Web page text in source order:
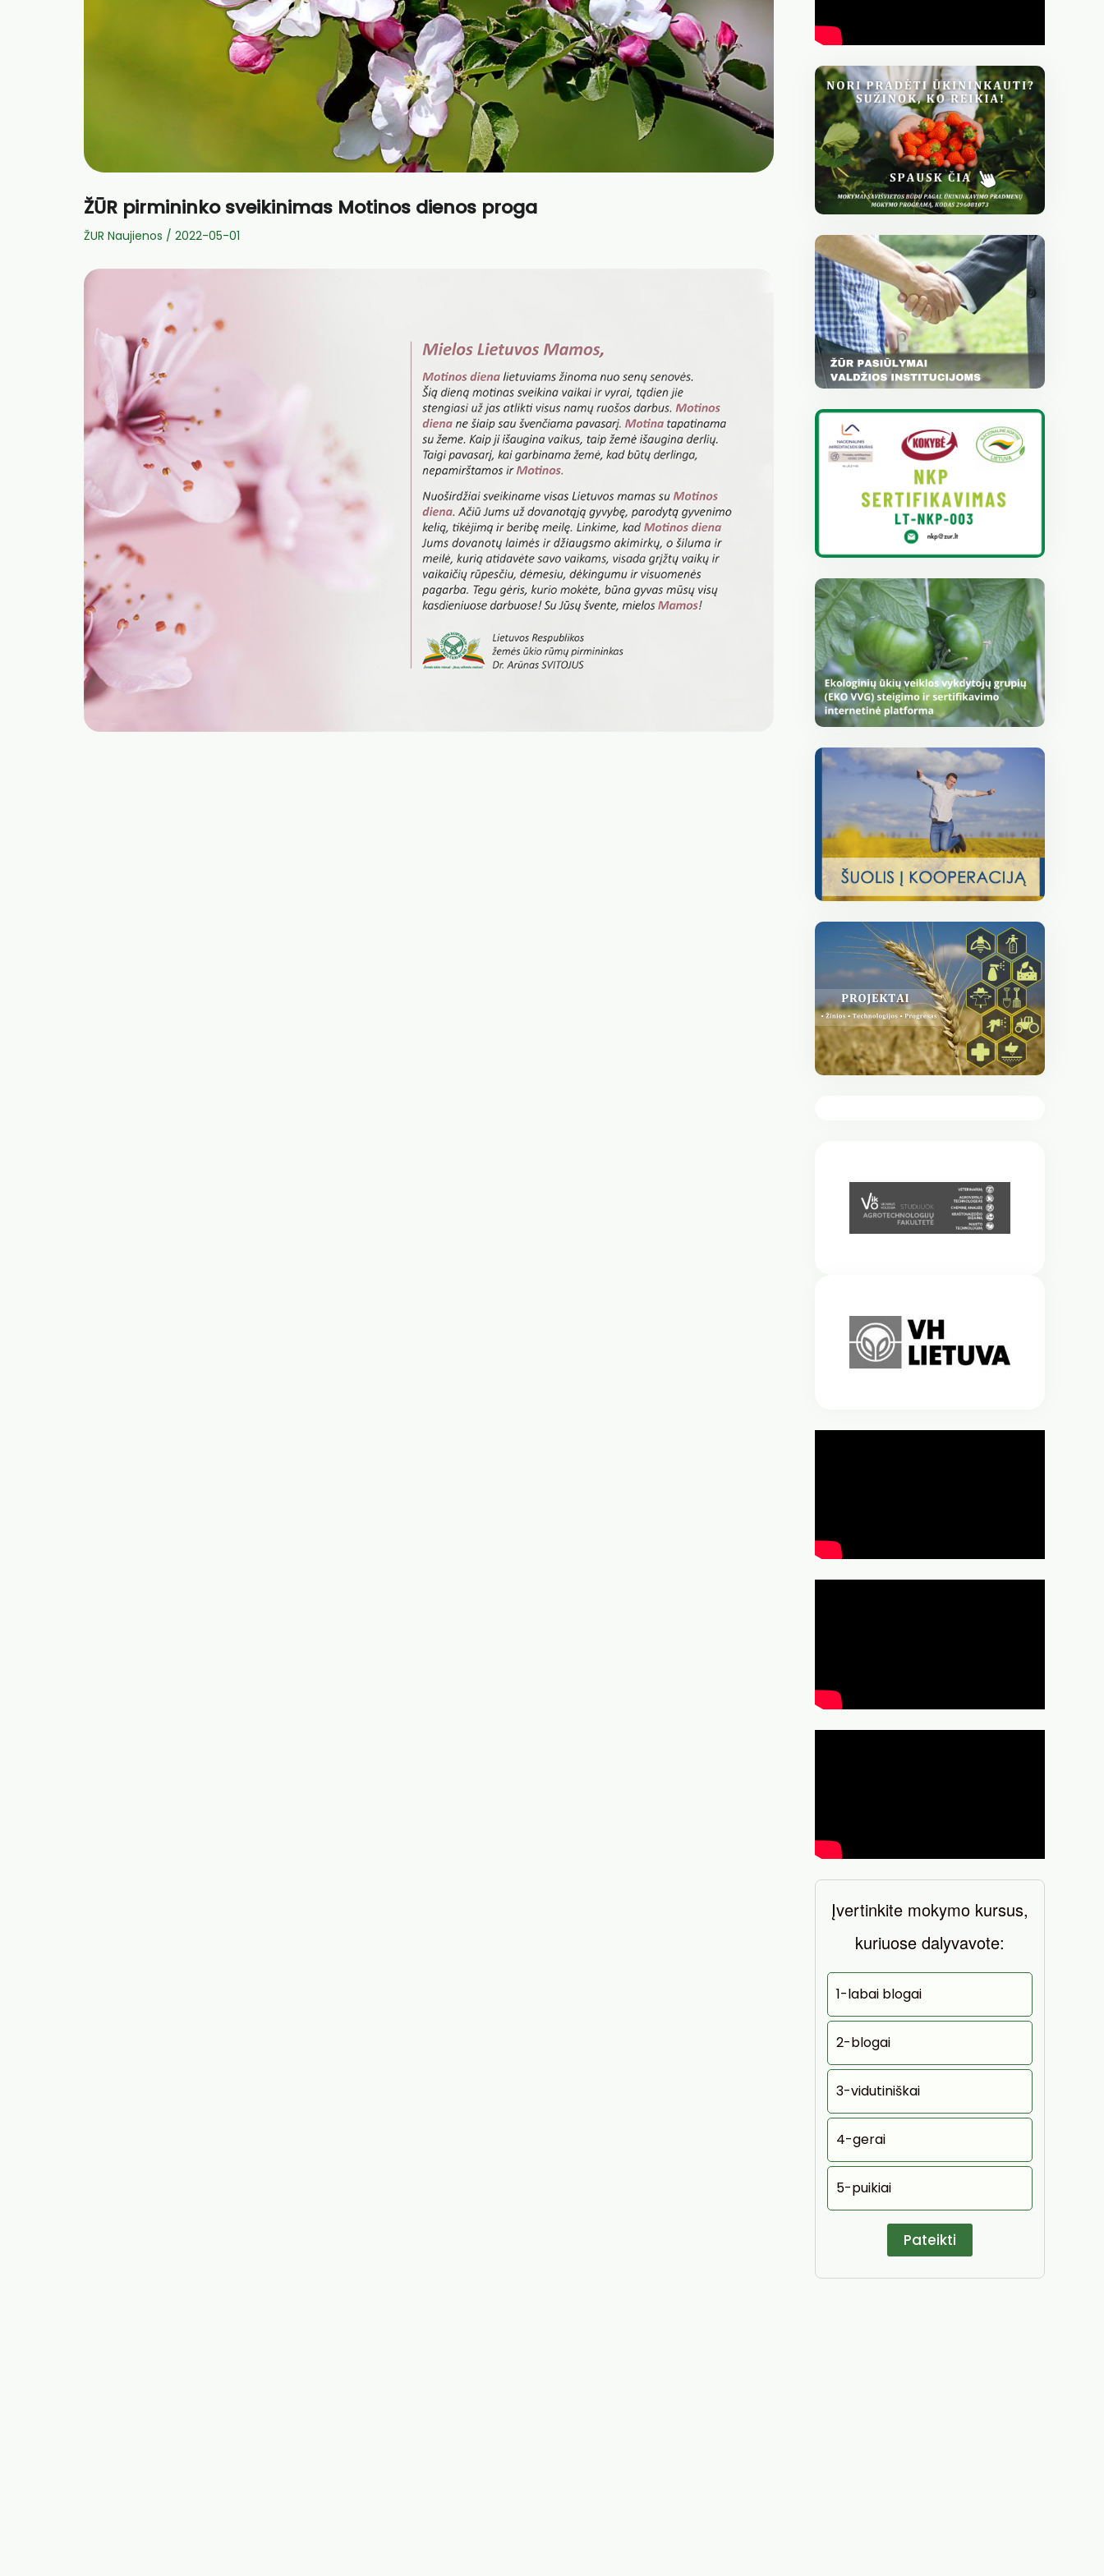
ŽŪR pirmininko sveikinimas Motinos dienos proga
ŽUR Naujienos / 2022-05-01
Įvertinkite mokymo kursus,
kuriuose dalyvavote:
1-labai blogai
2-blogai
3-vidutiniškai
4-gerai
5-puikiai